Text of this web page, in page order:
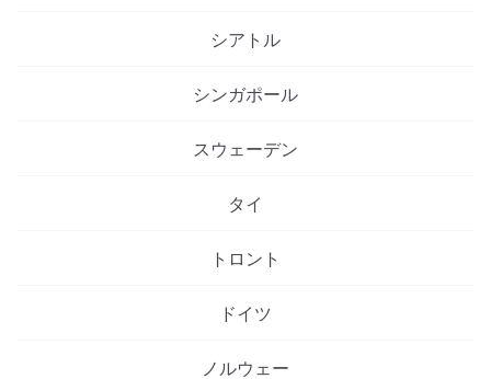
シアトル
シンガポール
スウェーデン
タイ
トロント
ドイツ
ノルウェー